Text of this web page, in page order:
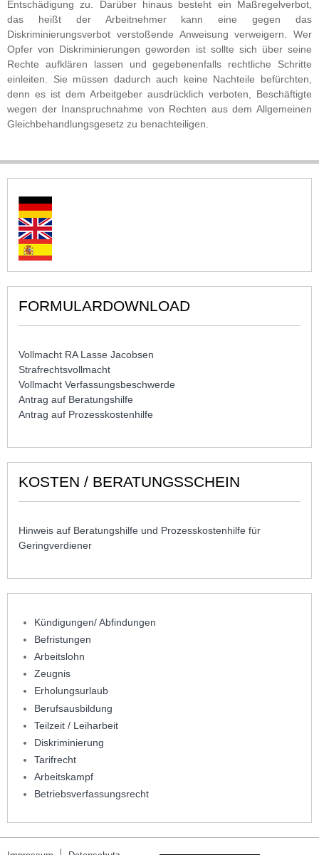
Entschädigung zu. Darüber hinaus besteht ein Maßregelverbot,
das heißt der Arbeitnehmer kann eine gegen das
Diskriminierungsverbot verstoßende Anweisung verweigern. Wer
Opfer von Diskriminierungen geworden ist sollte sich über seine
Rechte aufklären lassen und gegebenenfalls rechtliche Schritte
einleiten. Sie müssen dadurch auch keine Nachteile befürchten,
denn es ist dem Arbeitgeber ausdrücklich verboten, Beschäftigte
wegen der Inanspruchnahme von Rechten aus dem Allgemeinen
Gleichbehandlungsgesetz zu benachteiligen.
FORMULARDOWNLOAD
Vollmacht RA Lasse Jacobsen
Strafrechtsvollmacht
Vollmacht Verfassungsbeschwerde
Antrag auf Beratungshilfe
Antrag auf Prozesskostenhilfe
KOSTEN / BERATUNGSSCHEIN
Hinweis auf Beratungshilfe und Prozesskostenhilfe für
Geringverdiener
Kündigungen/ Abfindungen
Befristungen
Arbeitslohn
Zeugnis
Erholungsurlaub
Berufsausbildung
Teilzeit / Leiharbeit
Diskriminierung
Tarifrecht
Arbeitskampf
Betriebsverfassungsrecht